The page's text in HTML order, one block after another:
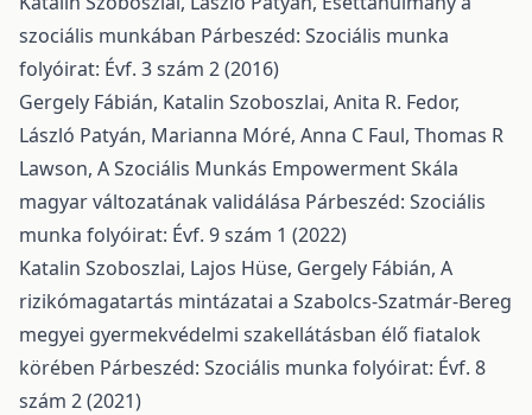
szociális munkában Párbeszéd: Szociális munka
folyóirat: Évf. 3 szám 2 (2016)
Gergely Fábián, Katalin Szoboszlai, Anita R. Fedor,
László Patyán, Marianna Móré, Anna C Faul, Thomas R
Lawson, A Szociális Munkás Empowerment Skála
magyar változatának validálása Párbeszéd: Szociális
munka folyóirat: Évf. 9 szám 1 (2022)
Katalin Szoboszlai, Lajos Hüse, Gergely Fábián, A
rizikómagatartás mintázatai a Szabolcs-Szatmár-Bereg
megyei gyermekvédelmi szakellátásban élő fiatalok
körében Párbeszéd: Szociális munka folyóirat: Évf. 8
szám 2 (2021)